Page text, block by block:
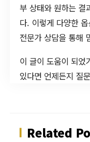
부 상태와 원하는 결
다. 이렇게 다양한
전문가 상담을 통해
이 글이 도움이 되었
있다면 언제든지 질
Related